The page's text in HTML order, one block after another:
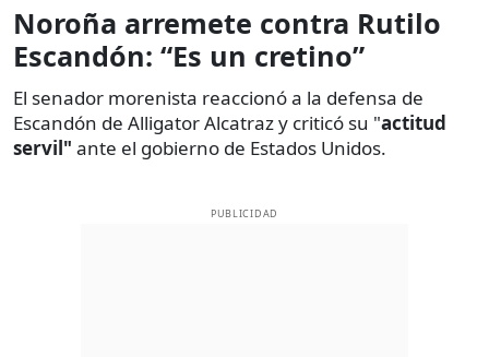
Noroña arremete contra Rutilo
Escandón: “Es un cretino”
El senador morenista reaccionó a la defensa de
Escandón de Alligator Alcatraz y criticó su "actitud
servil" ante el gobierno de Estados Unidos.
PUBLICIDAD